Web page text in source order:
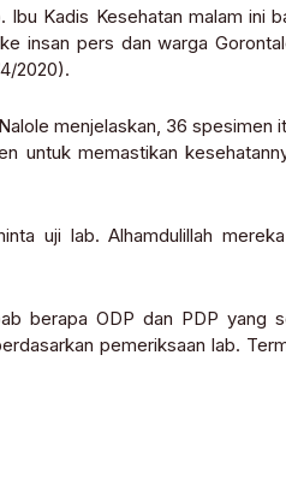
Ibu Kadis Kesehatan malam ini
insan pers dan warga
2020).
menjelaskan, 36 spesimen
untuk memastikan
uji lab. Alhamdulillah
berapa ODP dan PDP yang
pemeriksaan lab.